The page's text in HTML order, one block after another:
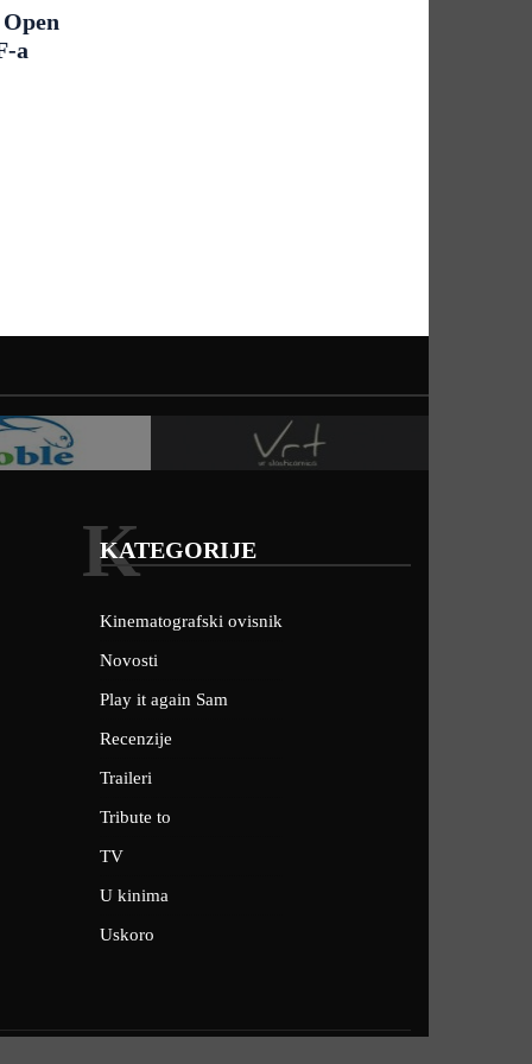
a
KATEGORIJE
K
Kinematografski ovisnik
Novosti
Play it again Sam
Recenzije
Traileri
Tribute to
TV
U kinima
Uskoro